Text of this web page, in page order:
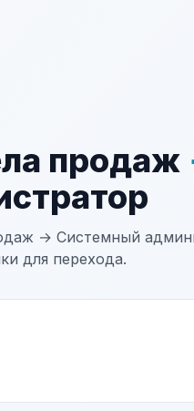
продаж
→ Системный
для перехода.